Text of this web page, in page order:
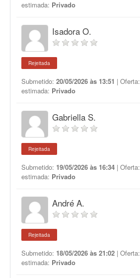
estimada: Privado
Isadora O.
Rejeitada
Submetido: 20/05/2026 às 13:51 | Oferta:
estimada: Privado
Gabriella S.
Rejeitada
Submetido: 19/05/2026 às 16:34 | Oferta:
estimada: Privado
André A.
Rejeitada
Submetido: 18/05/2026 às 21:02 | Oferta:
estimada: Privado